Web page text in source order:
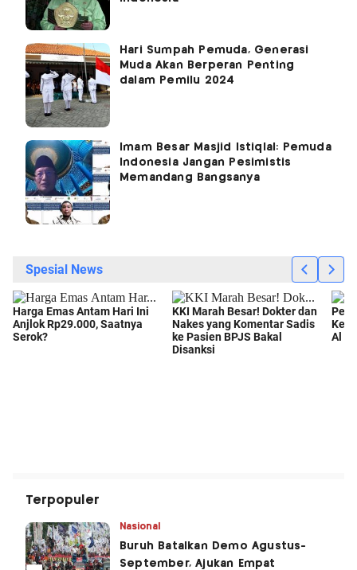
Hari Sumpah Pemuda, Generasi
Muda Akan Berperan Penting
dalam Pemilu 2024
Imam Besar Masjid Istiqlal: Pemuda
Indonesia Jangan Pesimistis
Memandang Bangsanya
Terpopuler
Nasional
Buruh Batalkan Demo Agustus-
September, Ajukan Empat